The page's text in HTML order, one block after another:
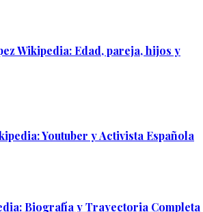
Wikipedia: Edad, pareja, hijos y
Youtuber y Activista Española
Biografía y Trayectoria Completa